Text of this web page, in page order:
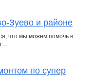
Зуево и районе
что мы можем помочь в
по супер